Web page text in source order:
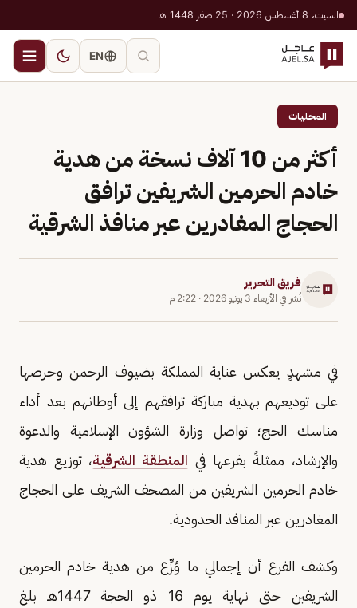
السبت، 8 أغسطس 2026 · 25 صفر 1448 هـ
EN
المحليات
أكثر من 10 آلاف نسخة من هدية
خادم الحرمين الشريفين ترافق
الحجاج المغادرين عبر منافذ الشرقية
فريق التحرير
نُشر في الأربعاء 3 يونيو 2026 · 2:22 م
في مشهدٍ يعكس عناية المملكة بضيوف الرحمن وحرصها
على توديعهم بهدية مباركة ترافقهم إلى أوطانهم بعد أداء
مناسك الحج؛ تواصل وزارة الشؤون الإسلامية والدعوة
والإرشاد، ممثلةً بفرعها في المنطقة الشرقية، توزيع هدية
خادم الحرمين الشريفين من المصحف الشريف على الحجاج
المغادرين عبر المنافذ الحدودية.
وكشف الفرع أن إجمالي ما وُزِّع من هدية خادم الحرمين
الشريفين حتى نهاية يوم 16 ذو الحجة 1447هـ بلغ